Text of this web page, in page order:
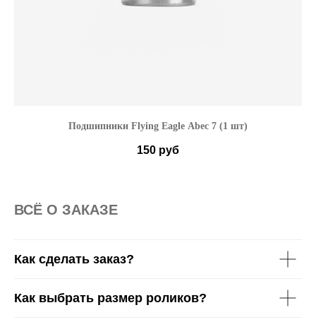
Подшипники Flying Eagle Abec 7 (1 шт)
150 руб
ВСË О ЗАКАЗЕ
Как сделать заказ?
Как выбрать размер роликов?